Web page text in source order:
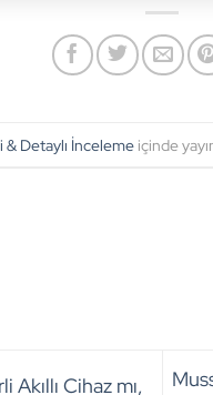
Detaylı İncelemeiçinde
Cihaz mı,